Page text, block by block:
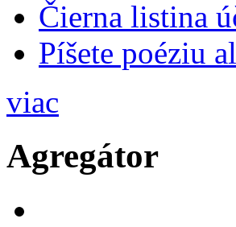
Čierna listina
Píšete poéziu
viac
Agregátor